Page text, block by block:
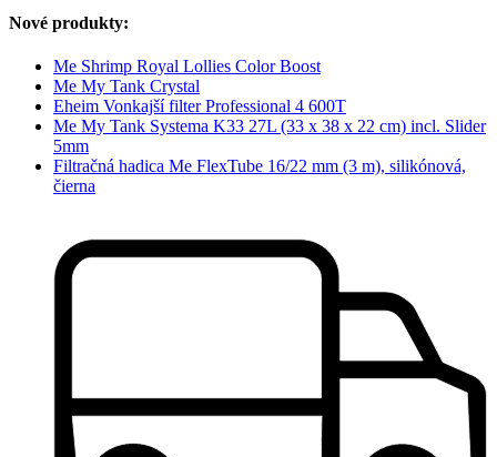
Nové produkty:
Me Shrimp Royal Lollies Color Boost
Me My Tank Crystal
Eheim Vonkajší filter Professional 4 600T
Me My Tank Systema K33 27L (33 x 38 x 22 cm) incl. Slider
5mm
Filtračná hadica Me FlexTube 16/22 mm (3 m), silikónová,
čierna